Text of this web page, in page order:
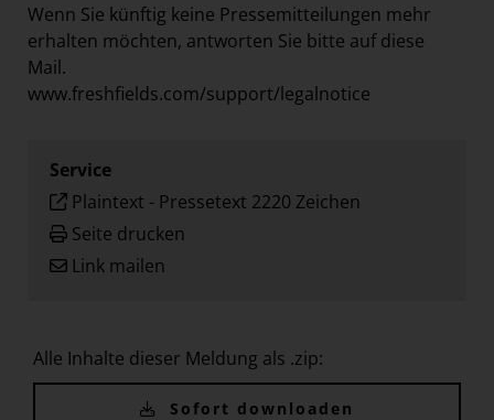
Wenn Sie künftig keine Pressemitteilungen mehr
erhalten möchten, antworten Sie bitte auf diese
Mail.
www.freshfields.com/support/legalnotice
Service
Plaintext - Pressetext 2220 Zeichen
Seite drucken
Link mailen
Alle Inhalte dieser Meldung als .zip:
Sofort downloaden